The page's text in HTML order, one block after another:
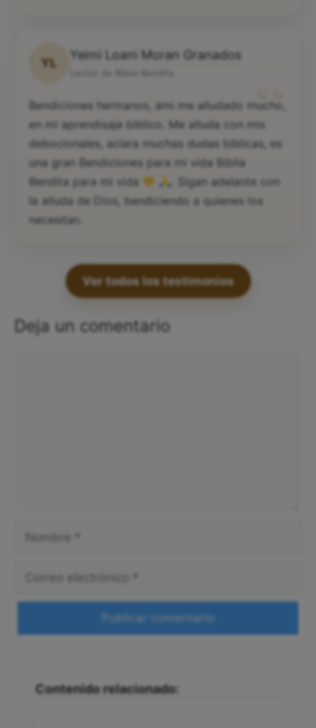
YL
Yeimi Loani Moran Granados
“
Bendiciones hermanos, ami me alludado mucho,
en mi aprendisaje biblico. Me alluda con mis
debocionales, aclara muchas dudas biblicas, es
una gran Bendiciones para mi vida Biblia
Bendita para mi vida
. Sigan adelante con
la alluda de Dios, bendiciendo a quienes los
necesitan.
Ver todos los testimonios
Deja un comentario
Contenido relacionado: